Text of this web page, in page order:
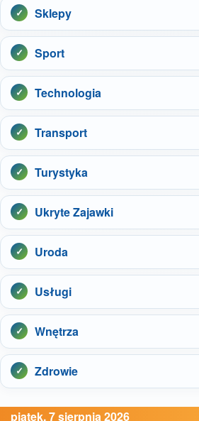
Sklepy
Sport
Technologia
Transport
Turystyka
Ukryte Zajawki
Uroda
Usługi
Wnętrza
Zdrowie
piątek, 7 sierpnia 2026